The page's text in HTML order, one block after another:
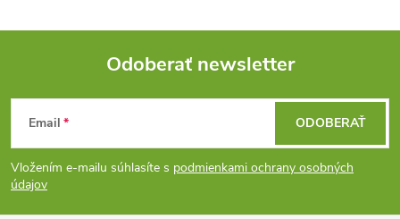
Z
á
p
Odoberať newsletter
Email
Vložením e-mailu súhlasíte s podmienkami ochrany osobných
údajov
ODOBERAŤ